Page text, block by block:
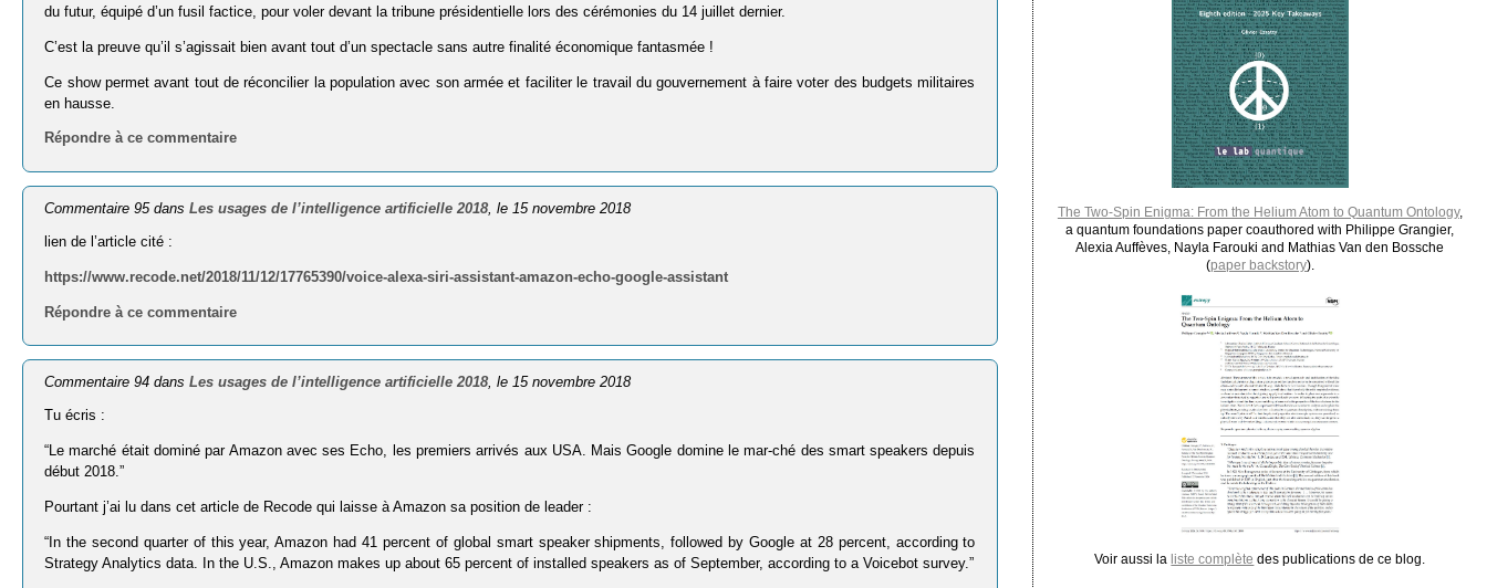
du futur, équipé d’un fusil factice, pour voler devant la tribune présidentielle lors des cérémonies du 14 juillet dernier.
C’est la preuve qu’il s’agissait bien avant tout d’un spectacle sans autre finalité économique fantasmée !
Ce show permet avant tout de réconcilier la population avec son armée et faciliter le travail du gouvernement à faire voter des budgets militaires
en hausse.
Répondre à ce commentaire
Commentaire 95 dansLes usages de l’intelligence artificielle 2018, le 15 novembre 2018
lien de l’article cité :
https://www.recode.net/2018/11/12/17765390/voice-alexa-siri-assistant-amazon-echo-google-assistant
Répondre à ce commentaire
Commentaire 94 dansLes usages de l’intelligence artificielle 2018, le 15 novembre 2018
Tu écris :
“Le marché était dominé par Amazon avec ses Echo, les premiers arrivés aux USA. Mais Google domine le mar-ché des smart speakers depuis
début 2018.”
Pourtant j’ai lu dans cet article de Recode qui laisse à Amazon sa position de leader :
“In the second quarter of this year, Amazon had 41 percent of global smart speaker shipments, followed by Google at 28 percent, according to
Strategy Analytics data. In the U.S., Amazon makes up about 65 percent of installed speakers as of September, according to a Voicebot survey.”
The Two-Spin Enigma: From the Helium Atom to Quantum Ontology,
a quantum foundations paper coauthored with Philippe Grangier,
Alexia Auffèves, Nayla Farouki and Mathias Van den Bossche
(paper backstory).
Voir aussi la liste complète des publications de ce blog.